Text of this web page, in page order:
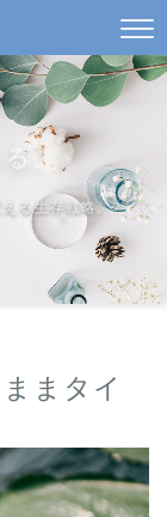
。
る生存戦略。
まタイ